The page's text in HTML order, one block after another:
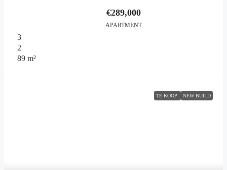
€289,000
APARTMENT
3
2
89 m²
TE KOOP NEW BUILD